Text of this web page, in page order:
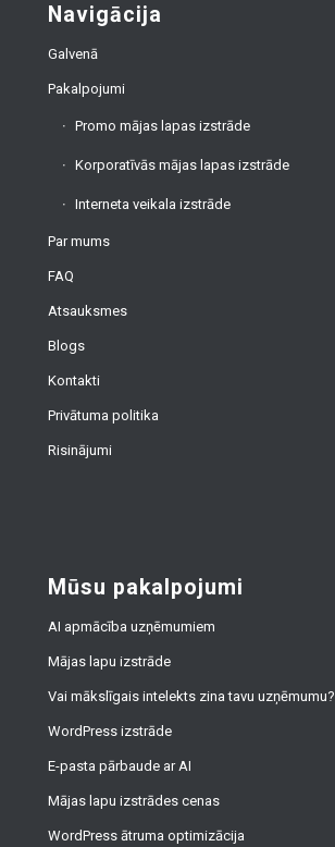
Navigācija
Galvenā
Pakalpojumi
Promo mājas lapas izstrāde
Korporatīvās mājas lapas izstrāde
Interneta veikala izstrāde
Par mums
FAQ
Atsauksmes
Blogs
Kontakti
Privātuma politika
Risinājumi
Mūsu pakalpojumi
AI apmācība uzņēmumiem
Mājas lapu izstrāde
Vai mākslīgais intelekts zina tavu uzņēmumu?
WordPress izstrāde
E-pasta pārbaude ar AI
Mājas lapu izstrādes cenas
WordPress ātruma optimizācija